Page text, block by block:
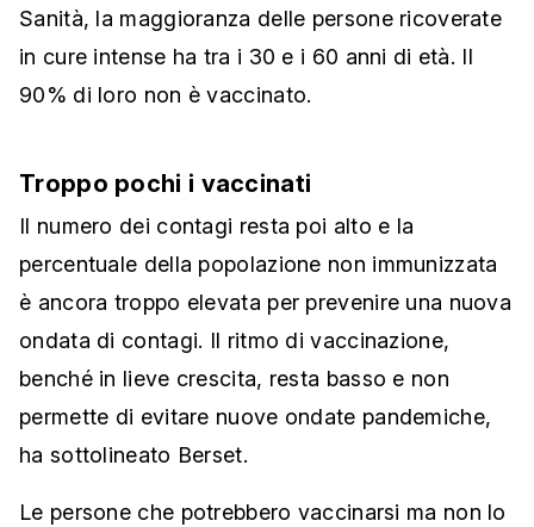
Sanità, la maggioranza delle persone ricoverate
in cure intense ha tra i 30 e i 60 anni di età. Il
90% di loro non è vaccinato.
Troppo pochi i vaccinati
Il numero dei contagi resta poi alto e la
percentuale della popolazione non immunizzata
è ancora troppo elevata per prevenire una nuova
ondata di contagi. Il ritmo di vaccinazione,
benché in lieve crescita, resta basso e non
permette di evitare nuove ondate pandemiche,
ha sottolineato Berset.
Le persone che potrebbero vaccinarsi ma non lo